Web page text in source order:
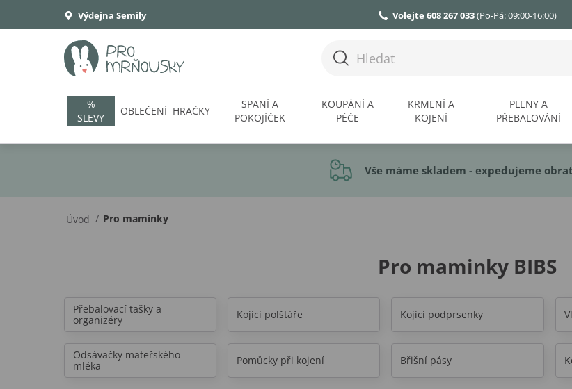
Výdejna Semily Volejte 608 267 033(Po-Pá: 09:00-16:00)
%
SLEVY
OBLEČENÍ HRAČKY
SPANÍ A
POKOJÍČEK
KOUPÁNÍ A
PÉČE
KRMENÍ A
KOJENÍ
PLENY A
PŘEBALOVÁNÍ
Vše máme skladem - expedujeme
Úvod / Pro maminky
Pro maminky BIBS
Přebalovací tašky a
organizéry
Kojící polštáře Kojící podprsenky
Odsávačky mateřského
mléka
Pomůcky při kojení Břišní pásy